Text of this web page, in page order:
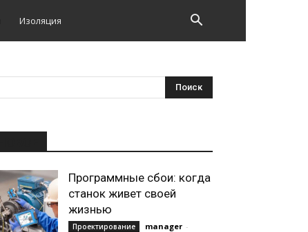
Изоляция
Программные сбои: когда
станок живет своей
жизнью
Проектирование manager -